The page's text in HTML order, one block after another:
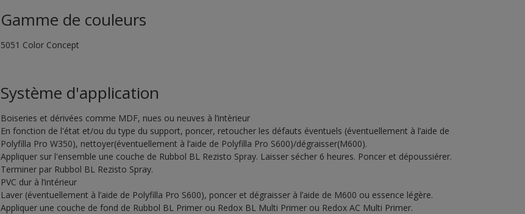
Gamme de couleurs
5051 Color Concept
Système d'application
Boiseries et dérivées comme MDF, nues ou neuves à l’intèrieur
En fonction de l'état et/ou du type du support, poncer, retoucher les défauts éventuels (éventuellement à l’aide de
Polyfilla Pro W350), nettoyer(éventuellement à l’aide de Polyfilla Pro S600)/dégraisser(M600).
Appliquer sur l'ensemble une couche de Rubbol BL Rezisto Spray. Laisser sécher 6 heures. Poncer et dépoussiérer.
Terminer par Rubbol BL Rezisto Spray.
PVC dur à l’intérieur
Laver (éventuellement à l’aide de Polyfilla Pro S600), poncer et dégraisser à l’aide de M600 ou essence légère.
Appliquer une couche de fond de Rubbol BL Primer ou Redox BL Multi Primer ou Redox AC Multi Primer.